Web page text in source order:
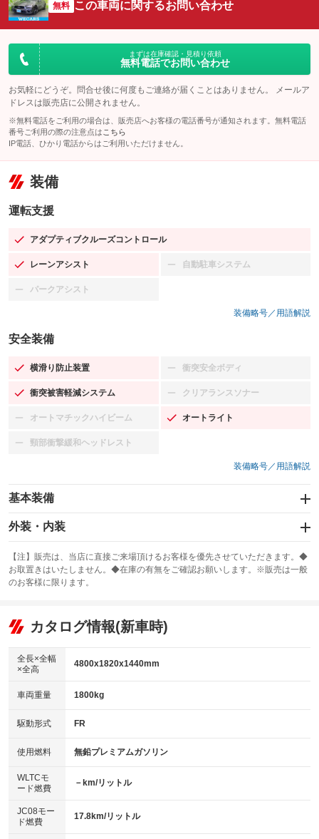
無料 この車両に関するお問い合わせ
まずは在庫確認・見積り依頼
無料電話でお問い合わせ
お気軽にどうぞ。問合せ後に何度もご連絡が届くことはありません。 メールア
ドレスは販売店に公開されません。
※無料電話をご利用の場合は、販売店へお客様の電話番号が通知されます。無料電話
番号ご利用の際の注意点は こちら
IP電話、ひかり電話からはご利用いただけません。
装備
運転支援
アダプティブクルーズコントロール
：装備あり
レーンアシスト
：装備あり 自動駐車システム
：装備なし
パークアシスト
：装備なし
装備略号／用語解説
安全装備
横滑り防止装置
：装備あり 衝突安全ボディ
：装備なし
衝突被害軽減システム
：装備あり クリアランスソナー
：装備なし
オートマチックハイビーム
：装備なし オートライト
：装備あり
頸部衝撃緩和ヘッドレスト
：装備なし
装備略号／用語解説
基本装備
エアバッグ：運転席/助手席/サイド
：装備あり
：装備なし
サンルーフ
：装備なし ABS
リフトアップ
：装備なし
：装備なし
パワーウィンドウ
アイドリングストップ
：装備あり
USB入力端子
：装備なし
100V電源
：装備なし
センターデフロック
：装備なし
電動格納ミラー
：装備なし
外装・内装
カーナビ：HDDナビ
：装備あり
TV
：装備なし
ビジュアル：-／DVD再生
：装備あり
：装備あり
革シート
キーレス
HID(キセノンライト)
：装備なし
バックカメラ
：装備あり
エアロ
：装備なし
：装備なし
パワーシート
【注】販売は、当店に直接ご来場頂けるお客様を優先させていただきます。◆
お取置きはいたしません。◆在庫の有無をご確認お願いします。※販売は一般
のお客様に限ります。
カタログ情報(新車時)
全長×全幅
×全高
4800x1820x1440mm
車両重量 1800kg
駆動形式 FR
使用燃料 無鉛プレミアムガソリン
WLTCモ
ード燃費
－km/リットル
JC08モー
ド燃費
17.8km/リットル